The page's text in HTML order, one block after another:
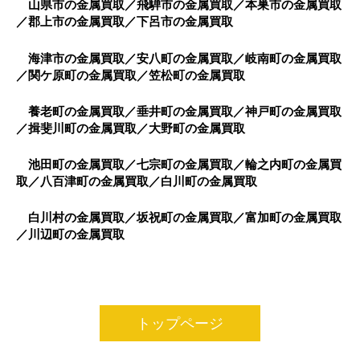
山県市の金属買取／飛騨市の金属買取／本巣市の金属買取
／郡上市の金属買取／下呂市の金属買取
海津市の金属買取／安八町の金属買取／岐南町の金属買取
／関ケ原町の金属買取／笠松町の金属買取
養老町の金属買取／垂井町の金属買取／神戸町の金属買取
／揖斐川町の金属買取／大野町の金属買取
池田町の金属買取／七宗町の金属買取／輪之内町の金属買
取／八百津町の金属買取／白川町の金属買取
白川村の金属買取／坂祝町の金属買取／富加町の金属買取
／川辺町の金属買取
トップページ